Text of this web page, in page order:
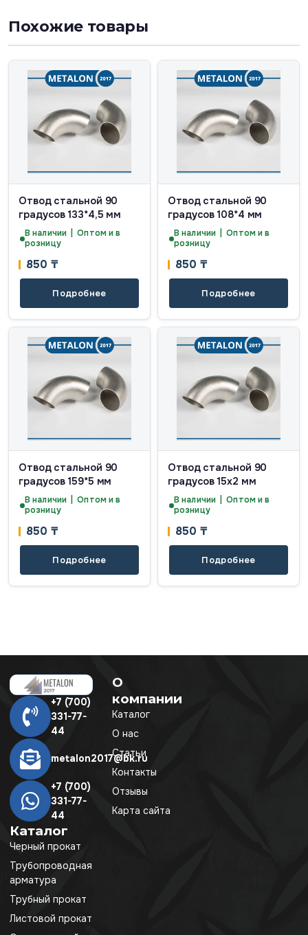
Похожие товары
Отвод стальной 90
градусов 133*4,5 мм
В наличии | Оптом и в
розницу
850 ₸
Подробнее
Отвод стальной 90
градусов 108*4 мм
В наличии | Оптом и в
розницу
850 ₸
Подробнее
Отвод стальной 90
градусов 159*5 мм
В наличии | Оптом и в
розницу
850 ₸
Подробнее
Отвод стальной 90
градусов 15х2 мм
В наличии | Оптом и в
розницу
850 ₸
Подробнее
+7 (700)
331-77-
44
metalon2017@bk.ru
+7 (700)
331-77-
44
Каталог
Черный прокат
Трубопроводная
арматура
Трубный прокат
Листовой прокат
О
компании
Каталог
О нас
Статьи
Контакты
Отзывы
Карта сайта